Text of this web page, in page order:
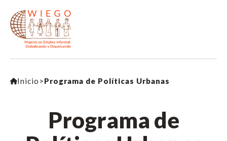
Inicio >Programa de Políticas Urbanas
Programa de